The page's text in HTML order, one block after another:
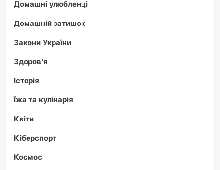
Домашні улюбленці
Домашній затишок
Закони України
Здоров'я
Історія
Їжа та кулінарія
Квіти
Кіберспорт
Космос